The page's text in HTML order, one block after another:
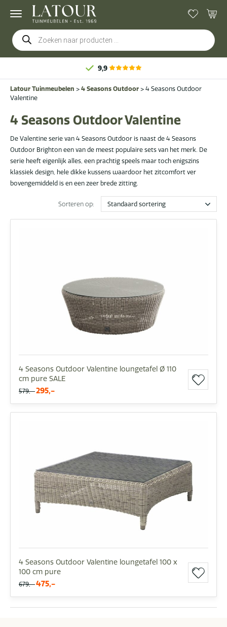
Producten
zoeken
9,9
Latour Tuinmeubelen > 4 Seasons Outdoor > 4 Seasons Outdoor
Valentine
4 Seasons Outdoor Valentine
De Valentine serie van 4 Seasons Outdoor is naast de 4 Seasons
Outdoor Brighton een van de meest populaire sets van het merk. De
serie heeft eigenlijk alles, een prachtig speels maar toch enigszins
klassiek design, hele dikke kussens waardoor het zitcomfort ver
bovengemiddeld is en een zeer brede zitting.
Sorteren op:
4 Seasons Outdoor Valentine loungetafel Ø 110
cm pure SALE
579,- 295,-
4 Seasons Outdoor Valentine loungetafel 100 x
100 cm pure
679,- 475,-